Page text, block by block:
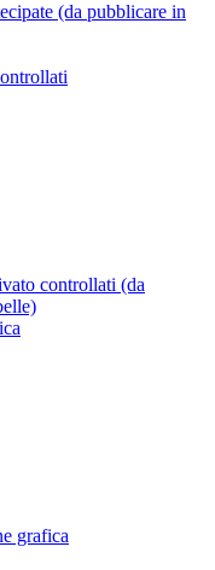
(da pubblicare in
controllati (da
grafica